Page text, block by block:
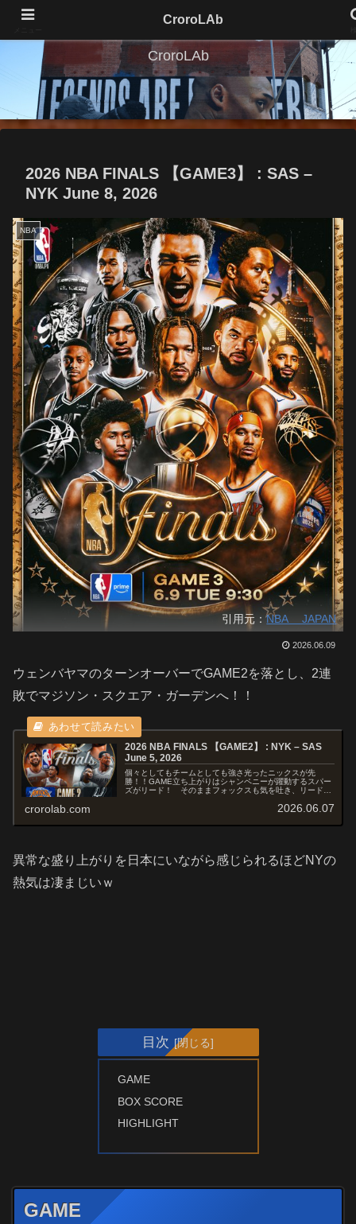
CroroLAb
2026 NBA FINALS 【GAME3】 : SAS –
NYK June 8, 2026
NBA
引用元：NBA JAPAN
2026.06.09
ウェンバヤマのターンオーバーでGAME2を落とし、2連
敗でマジソン・スクエア・ガーデンへ！！
2026 NBA FINALS 【GAME2】 : NYK – SAS
June 5, 2026
個々としてもチームとしても強さ光ったニックスが先
勝！！GAME立ち上がりはシャンペニーが躍動するスパー
ズがリード！ そのままフォックスも気を吐き、リードし
crorolab.com 2026.06.07
異常な盛り上がりを日本にいながら感じられるほどNYの
熱気は凄まじいｗ
目次
GAME
BOX SCORE
HIGHLIGHT
GAME
CroroLAb